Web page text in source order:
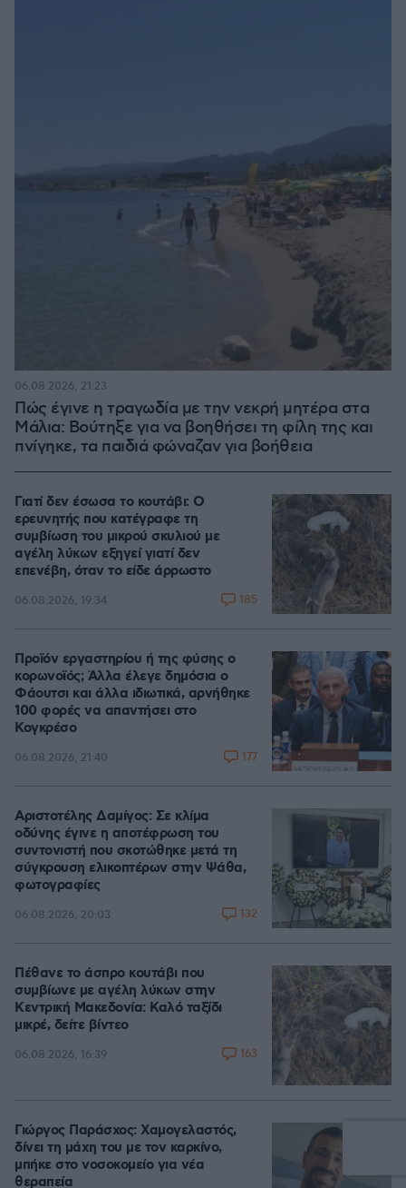
Πώς έγινε η τραγωδία με την νεκρή μητέρα στα
Μάλια: Βούτηξε για να βοηθήσει τη φίλη της και
πνίγηκε, τα παιδιά φώναζαν για βοήθεια
06.08.2026, 21:23
Γιατί δεν έσωσα το κουτάβι: Ο
ερευνητής που κατέγραφε τη
συμβίωση του μικρού σκυλιού με
αγέλη λύκων εξηγεί γιατί δεν
επενέβη, όταν το είδε άρρωστο
06.08.2026, 19:34 185
Προϊόν εργαστηρίου ή της φύσης ο
κορωνοϊός; Άλλα έλεγε δημόσια ο
Φάουτσι και άλλα ιδιωτικά, αρνήθηκε
100 φορές να απαντήσει στο
Κογκρέσο
06.08.2026, 21:40 177
Αριστοτέλης Δαμίγος: Σε κλίμα
οδύνης έγινε η αποτέφρωση του
συντονιστή που σκοτώθηκε μετά τη
σύγκρουση ελικοπτέρων στην Ψάθα,
φωτογραφίες
06.08.2026, 20:03 132
Πέθανε το άσπρο κουτάβι που
συμβίωνε με αγέλη λύκων στην
Κεντρική Μακεδονία: Καλό ταξίδι
μικρέ, δείτε βίντεο
06.08.2026, 16:39 163
Γιώργος Παράσχος: Χαμογελαστός,
δίνει τη μάχη του με τον καρκίνο,
μπήκε στο νοσοκομείο για νέα
θεραπεία